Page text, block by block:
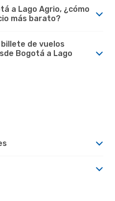
a Lago Agrio, ¿cómo
más barato?
de vuelos
Bogotá a Lago